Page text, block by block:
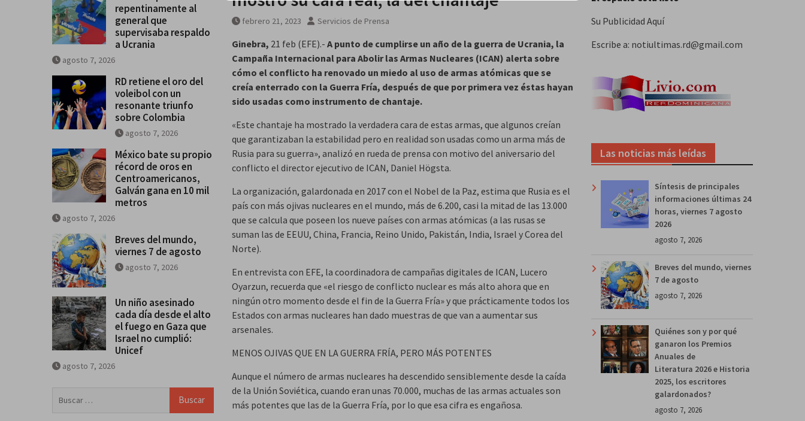
febrero 21, 2023 Servicios de Prensa
Ginebra, 21 feb (EFE).- A punto de cumplirse un año de la guerra de Ucrania, la
Campaña Internacional para Abolir las Armas Nucleares (ICAN) alerta sobre
cómo el conflicto ha renovado un miedo al uso de armas atómicas que se
creía enterrado con la Guerra Fría, después de que por primera vez éstas hayan
sido usadas como instrumento de chantaje.
«Este chantaje ha mostrado la verdadera cara de estas armas, que algunos creían
que garantizaban la estabilidad pero en realidad son usadas como un arma más de
Rusia para su guerra», analizó en rueda de prensa con motivo del aniversario del
conflicto el director ejecutivo de ICAN, Daniel Högsta.
La organización, galardonada en 2017 con el Nobel de la Paz, estima que Rusia es el
país con más ojivas nucleares en el mundo, más de 6.200, casi la mitad de las 13.000
que se calcula que poseen los nueve países con armas atómicas (a las rusas se
suman las de EEUU, China, Francia, Reino Unido, Pakistán, India, Israel y Corea del
Norte).
En entrevista con EFE, la coordinadora de campañas digitales de ICAN, Lucero
Oyarzun, recuerda que «el riesgo de conflicto nuclear es más alto ahora que en
ningún otro momento desde el fin de la Guerra Fría» y que prácticamente todos los
Estados con armas nucleares han dado muestras de que van a aumentar sus
arsenales.
MENOS OJIVAS QUE EN LA GUERRA FRÍA, PERO MÁS POTENTES
Aunque el número de armas nucleares ha descendido sensiblemente desde la caída
de la Unión Soviética, cuando eran unas 70.000, muchas de las armas actuales son
más potentes que las de la Guerra Fría, por lo que esa cifra es engañosa.
Su Publicidad Aquí
Escribe a: notiultimas.rd@gmail.com
Las noticias más leídas
Síntesis de principales
informaciones últimas 24
horas, viernes 7 agosto
2026
agosto 7, 2026
Breves del mundo, viernes
7 de agosto
agosto 7, 2026
Quiénes son y por qué
ganaron los Premios
Anuales de
Literatura 2026 e Historia
2025, los escritores
galardonados?
agosto 7, 2026
repentinamente al
general que
supervisaba respaldo
a Ucrania
agosto 7, 2026
RD retiene el oro del
voleibol con un
resonante triunfo
sobre Colombia
agosto 7, 2026
México bate su propio
récord de oros en
Centroamericanos,
Galván gana en 10 mil
metros
agosto 7, 2026
Breves del mundo,
viernes 7 de agosto
agosto 7, 2026
Un niño asesinado
cada día desde el alto
el fuego en Gaza que
Israel no cumplió:
Unicef
agosto 7, 2026